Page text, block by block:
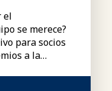
el
se merece?
para socios
a la